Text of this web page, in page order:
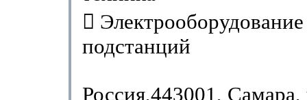

подстанций
Россия,443001, Самара,